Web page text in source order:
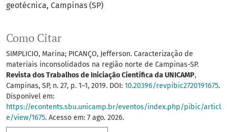
geotécnica Campinas (SP)
Como Citar
SIMPLICIO, Marina; PICANÇO, Jefferson. Caracterização de
materiais inconsolidados na região norte de Campinas-SP.
Revista dos Trabalhos de Iniciação Científica da UNICAMP,
Campinas, SP, n. 27, p. 1–1, 2019. DOI: 10.20396/revpibic2720191675.
Disponível em:
https://econtents.sbu.unicamp.br/eventos/index.php/pibic/articl
e/view/1675. Acesso em: 7 ago. 2026.